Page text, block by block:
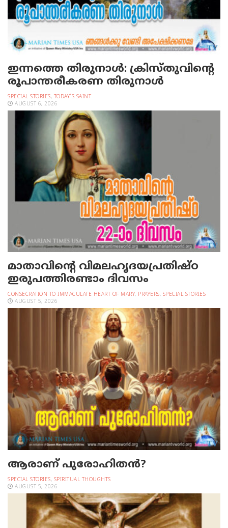
ഇന്നത്തെ തിരുനാള്‍: ക്രിസ്തുവിന്റെ
രൂപാന്തരീകരണ തിരുനാള്‍
SPECIAL STORIES, TODAY'S SAINT
AUGUST 6, 2026
മാതാവിന്റെ വിമലഹൃദയപ്രതിഷ്ഠ
ഇരുപത്തിരണ്ടാം ദിവസം
CONSECRATION TO IMMACULATE HEART OF MARY, PRAYERS, SPECIAL STORIES
AUGUST 5, 2026
ആരാണ് പുരോഹിതൻ?
SPECIAL STORIES, SPIRITUAL THOUGHTS
AUGUST 5, 2026